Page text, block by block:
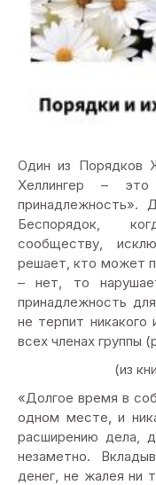
Один из Порядков
Хеллингер –
принадлежность».
Беспорядок,
сообществу,
решает, кто может
– нет, то
принадлежность
не терпит
всех членах группы
(из
«Долгое время в
одном месте, и
расширению дела,
незаметно.
денег, не жалея ни